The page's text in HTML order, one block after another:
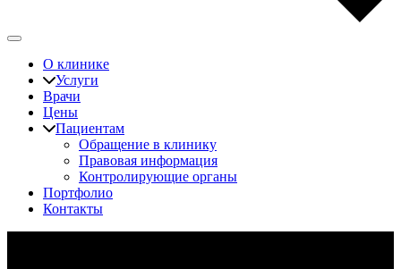
О клинике
Услуги
Врачи
Цены
Пациентам
Обращение в клинику
Правовая информация
Контролирующие органы
Портфолио
Контакты